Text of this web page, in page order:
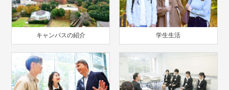
キャンパスの紹介 学生生活